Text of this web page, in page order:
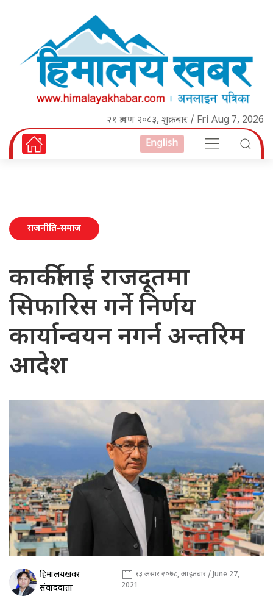
२१ श्रावण २०८३, शुक्रबार / Fri Aug 7, 2026
English
राजनीति-समाज
कार्कीलाई राजदूतमा
सिफारिस गर्ने निर्णय
कार्यान्वयन नगर्न अन्तरिम
आदेश
हिमालयखवर
संवाददाता
१३ असार २०७८, आइतबार / June 27,
2021